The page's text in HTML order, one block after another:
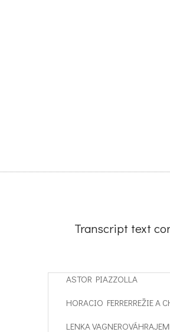
Transcript text
ASTOR PIAZZOLLA
HORACIO FERRERREŽIE A
LENKA